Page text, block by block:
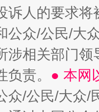
诉人的要求将
公众/公民/大
涉相关部门
责。 ● 本网
众/公民/大众